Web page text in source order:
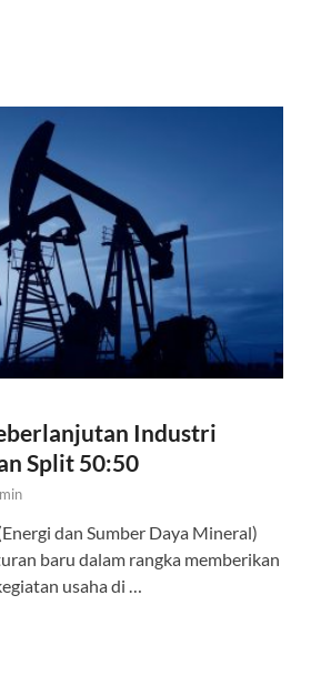
Industri
Split 50:50
dan Sumber Daya Mineral)
baru dalam rangka memberikan
usaha di …